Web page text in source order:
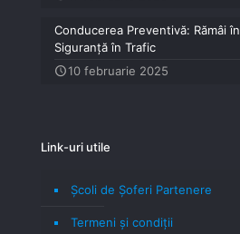
Conducerea Preventivă: Rămâi în
Siguranță în Trafic
10 februarie 2025
Link-uri utile
Școli de Șoferi Partenere
Termeni şi condiţii